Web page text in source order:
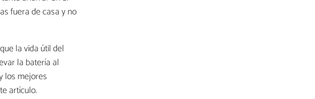
fuera de casa y no
la vida útil del
la batería al
los mejores
artículo.